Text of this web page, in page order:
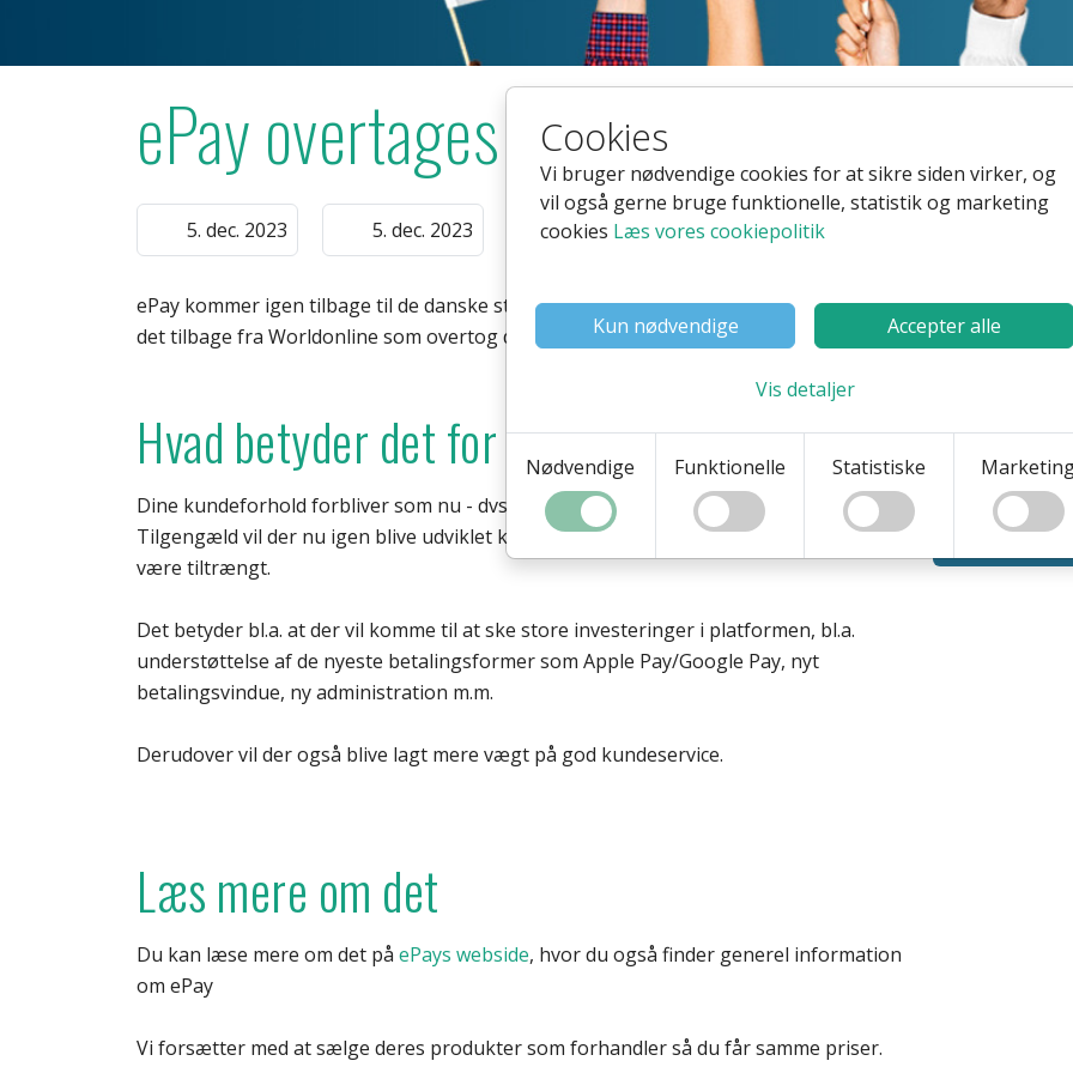
Cookies
Vi bruger nødvendige cookies for at sikre siden virker, og
vil også gerne bruge funktionelle, statistik og marketing
cookies Læs vores cookiepolitik
Kun nødvendige Accepter alle
Vis detaljer
Nødvendige Funktionelle Statistiske
ePay overtages af stiftere
5. dec. 2023 5. dec. 2023
ePay kommer igen tilbage til de danske stiftere Morten og Thomas, da de har købt
det tilbage fra Worldonline som overtog det via købet af Bambora.
Hvad betyder det for dig som kunde?
Dine kundeforhold forbliver som nu - dvs. at priser mv. ikke ændrer sig.
Tilgengæld vil der nu igen blive udviklet kraftigt på platformen hvilket også er ved at
være tiltrængt.
Det betyder bl.a. at der vil komme til at ske store investeringer i platformen, bl.a.
understøttelse af de nyeste betalingsformer som Apple Pay/Google Pay, nyt
betalingsvindue, ny administration m.m.
Derudover vil der også blive lagt mere vægt på god kundeservice.
Læs mere om det
Du kan læse mere om det på ePays webside, hvor du også finder generel information
om ePay
Vi forsætter med at sælge deres produkter som forhandler så du får samme priser.